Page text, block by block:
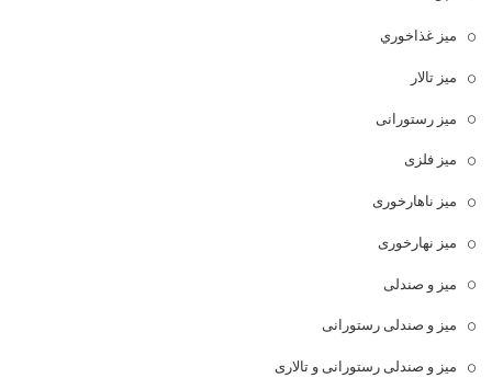
ميز غذاخوري
میز تالار
میز رستورانی
میز فلزی
میز ناهارخوری
میز نهارخوری
میز و صندلی
میز و صندلی رستورانی
میز و صندلی رستورانی و تالاری